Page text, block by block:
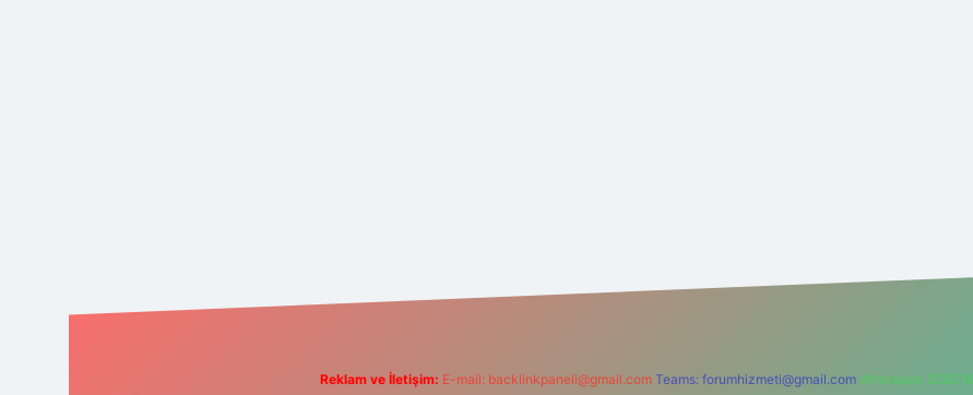
Reklam ve İletişim: E-mail: backlinkpaneli@gmail.com Teams: forumhizmeti@gmail.com Whatsapp: 0262